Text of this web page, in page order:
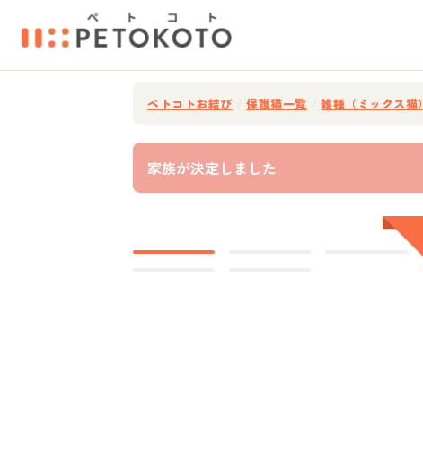
ペトコトお結び 保護猫一覧 雑種（ミックス猫）
家族が決定しました